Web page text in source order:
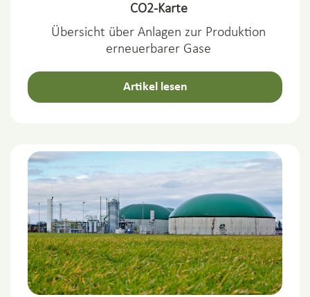
CO2-Karte
Übersicht über Anlagen zur Produktion
erneuerbarer Gase
Artikel lesen